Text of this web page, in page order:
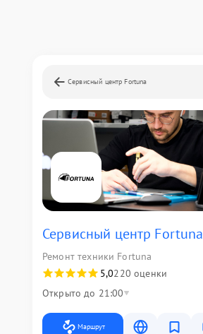
Сервисный центр Fortuna
Сервисный центр Fortuna
Ремонт техники Fortuna
5,0220 оценки
Открыто до 21:00
Маршрут